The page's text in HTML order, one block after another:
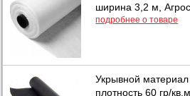
ширина 3,2 м,
подробнее о товаре
Укрывной
плотность 60 гр/